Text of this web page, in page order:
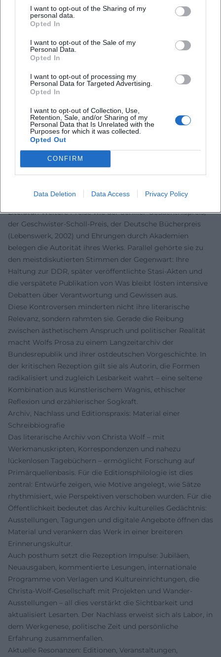
I want to opt-out of the Sharing of my
personal data.
Opted In
I want to opt-out of the Sale of my
Personal Data.
Opted In
I want to opt-out of processing my
Personal Data for Targeted Advertising.
Opted In
I want to opt-out of Collection, Use,
Retention, Sale, and/or Sharing of my
Personal Data that Is Unrelated with the
Purposes for which it was collected.
Opted Out
CONFIRM
Data Deletion Data Access Privacy Policy
Selbstprüfung unter Überwachung. Diese Texte prägten
Debatten über Verantwortung, Mitläufertum, Dissidenz
Hochschule und Feuilleton.
Institutionell ist ihr Einfluss sichtbar: Die Sicherung ihres
Gesellschaft, internationale Neuauflagen und
Ausstellungen halten die Diskussion lebendig. Wolfs
Autorinnen, die Subjektivität als Erkenntnisform ernst
nehmen. Ihre Bücher funktionieren als kulturelle Speicher –
und als Prüfsteine für Gegenwartsdiagnosen im Zeichen
von Klima, Krieg, Überwachung und Desinformation.
Rezeption, Auszeichnungen und Autorität: Preise,
Kanonisierung, Debatten
Christa Wolf erhielt 1980 den Georg-Büchner-Preis – die
renommierteste Auszeichnung für deutschsprachige
Literatur. Weitere Preise wie der Schiller-Gedächtnispreis,
der Geschwister-Scholl-Preis, der Deutsche Bücherpreis
(Lebenswerk, 2002) und Ehrungen durch Akademien
belegen die Autorität ihres Werks. Parallel gehörte sie zu
den meistdiskutierten Stimmen der Gegenwart: Ihre
Haltung zur DDR, später veröffentlichte Stasi-Akten und
die verspätete Publikation von Was bleibt lösten intensive
Debatten über Verantwortung und Gewissen aus.
Diese Kontroversen minderten nicht ihre literarische
Relevanz, sondern rahmten sie. Gerade die Reibung
zwischen ästhetischem Anspruch und politischer Realität
macht Wolfs Prosa zu einem Langzeitarchiv der
Bundesrepublik und ihrer ostdeutschen Vorgeschichte. In
der kritischen Rezeption gilt sie als Autorin, die Formen
radikalisiert und zugleich Lesbarkeit wahrt – eine seltene
Kombination aus künstlerischem Wagnis, ethischer
Reflexion und erzählerischer Sogkraft.
Archiv, Nachlass und Editionspraxis: Material einer
Schreibbiografie
Das literarische Archiv von Christa Wolf – mit
Werkmanuskripten, Korrespondenzen und nahezu
lückenlosen Tagebüchern – ermöglicht Forschung auf
Primärquellenbasis. Für die Editionsphilologie ist dies
zentral: Entwürfe zeigen, wie Motive angelegt, wie Sätze
rhythmisiert, wie Perspektiven verschoben wurden. Für die
Öffentlichkeit bedeutet das Archiv kulturelles Gedächtnis:
Ausstellungen, Tagungen und digitale Angebote öffnen das
Material und verankern das Werk in einer breiteren
Erinnerungskultur.
Auch posthum setzt die Rezeption Impulse: Jubiläen,
Neuausgaben, kommentierte Lesungen, internationale
Programme von Verlagen und Kultureinrichtungen, die
Christa-Wolf-Gesellschaft mit Projekten und Wander-
Ausstellungen – all dies verstärkt die Sichtbarkeit und
aktualisiert Lesarten. Der Nachlass erweist sich als Labor, in
dem Werkgenese, politische Zeit und persönliche
Erfahrung zusammenfallen.
Aktuelle Resonanzen: Editionen, Veranstaltungen,